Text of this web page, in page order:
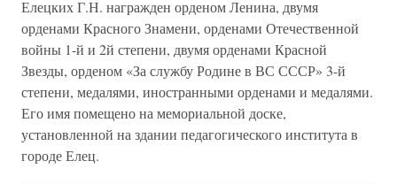
Елецких Г.Н. награжден орденом Ленина, двумя
орденами Красного Знамени, орденами Отечественной
войны 1-й и 2й степени, двумя орденами Красной
Звезды, орденом «За службу Родине в ВС СССР» 3-й
степени, медалями, иностранными орденами и медалями.
Его имя помещено на мемориальной доске,
установленной на здании педагогического института в
городе Елец.